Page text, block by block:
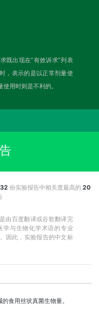
既出现在“有效诉求”列表
，表示的是以正常剂量使
用时则是不利的。
份实验报告中相关度最高的 20
由百度翻译或谷歌翻译完
学与生物化学术语的专业
因此，实验报告的中文标
食用丝状真菌生物量。